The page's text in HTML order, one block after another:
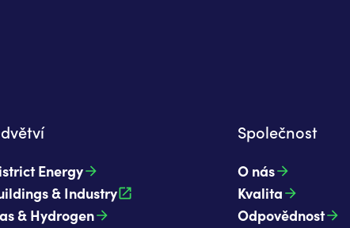
Energy
& Industry
& Hydrogen
Společnost
O nás
Kvalita
Odpovědnost